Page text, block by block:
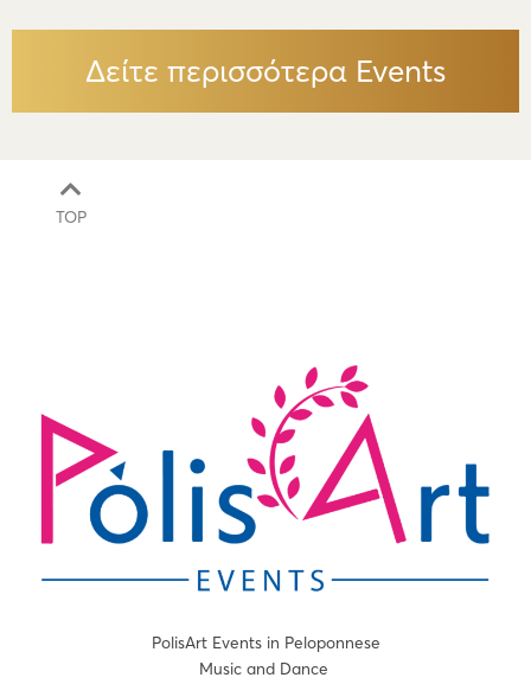
Δείτε περισσότερα Events
TOP
PolisArt Events in Peloponnese
Music and Dance